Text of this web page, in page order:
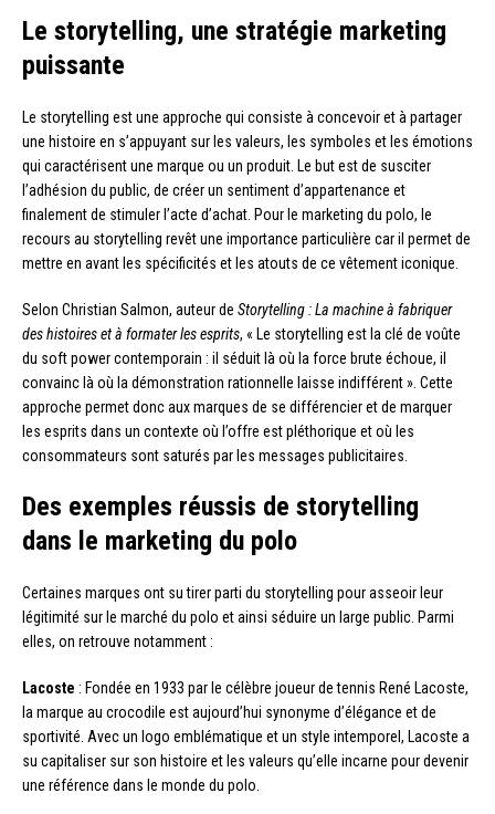
Le storytelling, une stratégie marketing
puissante
Le storytelling est une approche qui consiste à concevoir et à partager
une histoire en s’appuyant sur les valeurs, les symboles et les émotions
qui caractérisent une marque ou un produit. Le but est de susciter
l’adhésion du public, de créer un sentiment d’appartenance et
finalement de stimuler l’acte d’achat. Pour le marketing du polo, le
recours au storytelling revêt une importance particulière car il permet de
mettre en avant les spécificités et les atouts de ce vêtement iconique.
Selon Christian Salmon, auteur de Storytelling : La machine à fabriquer
des histoires et à formater les esprits, « Le storytelling est la clé de voûte
du soft power contemporain : il séduit là où la force brute échoue, il
convainc là où la démonstration rationnelle laisse indifférent ». Cette
approche permet donc aux marques de se différencier et de marquer
les esprits dans un contexte où l’offre est pléthorique et où les
consommateurs sont saturés par les messages publicitaires.
Des exemples réussis de storytelling
dans le marketing du polo
Certaines marques ont su tirer parti du storytelling pour asseoir leur
légitimité sur le marché du polo et ainsi séduire un large public. Parmi
elles, on retrouve notamment :
Lacoste : Fondée en 1933 par le célèbre joueur de tennis René Lacoste,
la marque au crocodile est aujourd’hui synonyme d’élégance et de
sportivité. Avec un logo emblématique et un style intemporel, Lacoste a
su capitaliser sur son histoire et les valeurs qu’elle incarne pour devenir
une référence dans le monde du polo.